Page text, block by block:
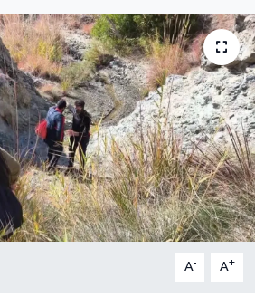
A- A+